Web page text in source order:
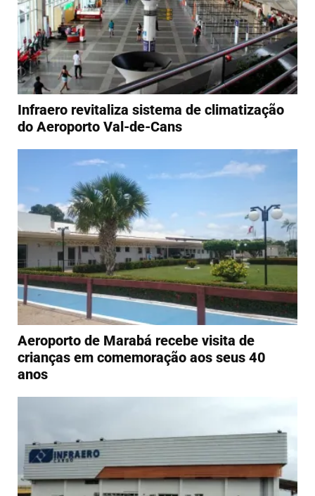
Infraero revitaliza sistema de climatização
do Aeroporto Val-de-Cans
Aeroporto de Marabá recebe visita de
crianças em comemoração aos seus 40
anos